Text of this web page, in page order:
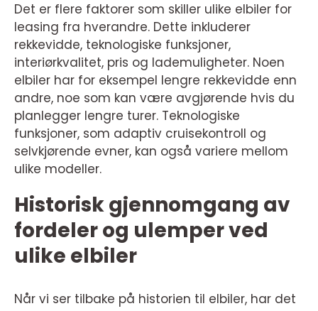
Det er flere faktorer som skiller ulike elbiler for
leasing fra hverandre. Dette inkluderer
rekkevidde, teknologiske funksjoner,
interiørkvalitet, pris og lademuligheter. Noen
elbiler har for eksempel lengre rekkevidde enn
andre, noe som kan være avgjørende hvis du
planlegger lengre turer. Teknologiske
funksjoner, som adaptiv cruisekontroll og
selvkjørende evner, kan også variere mellom
ulike modeller.
Historisk gjennomgang av
fordeler og ulemper ved
ulike elbiler
Når vi ser tilbake på historien til elbiler, har det